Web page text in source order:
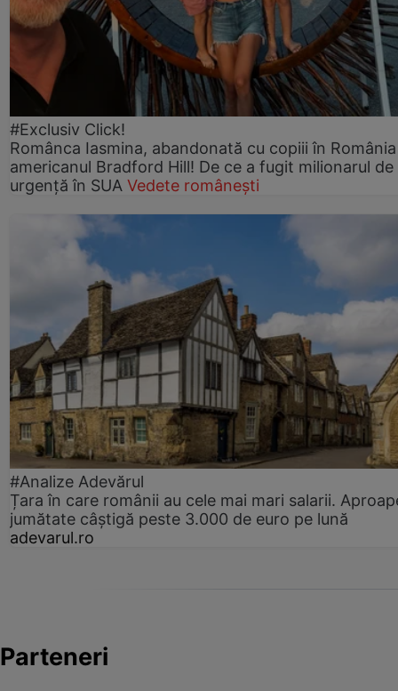
#Exclusiv Click!
Românca Iasmina, abandonată cu copiii în
americanul Bradford Hill! De ce a fugit milionarul de
urgență în SUA Vedete românești
#Analize Adevărul
Țara în care românii au cele mai mari salarii.
jumătate câștigă peste 3.000 de euro pe lună
adevarul.ro
Parteneri